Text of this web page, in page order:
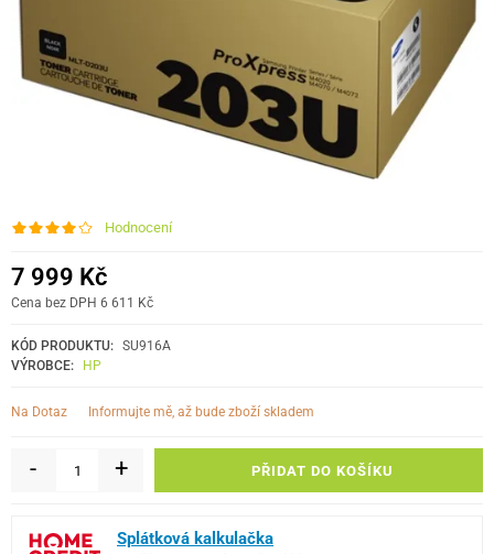
Hodnocení
7 999 Kč
Cena bez DPH 6 611 Kč
KÓD PRODUKTU: SU916A
VÝROBCE:
HP
Na Dotaz informujte mě, až bude zboží skladem
- + PŘIDAT DO KOŠÍKU
Splátková kalkulačka